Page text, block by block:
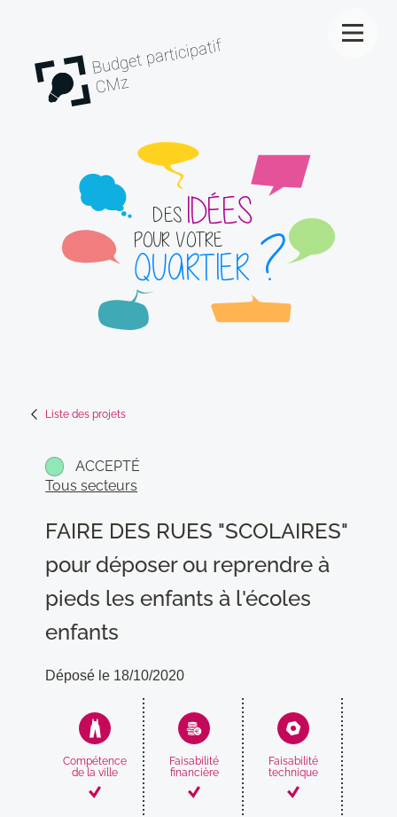
Budget participatif
CMz
Liste des projets
ACCEPTÉ
Tous secteurs
FAIRE DES RUES "SCOLAIRES"
pour déposer ou reprendre à
pieds les enfants à l'écoles
enfants
Déposé le 18/10/2020
Compétence
de la ville
Faisabilité
financière
Faisabilité
technique
POUR VOTRE
IDÉES
QUARTIER ?
DES